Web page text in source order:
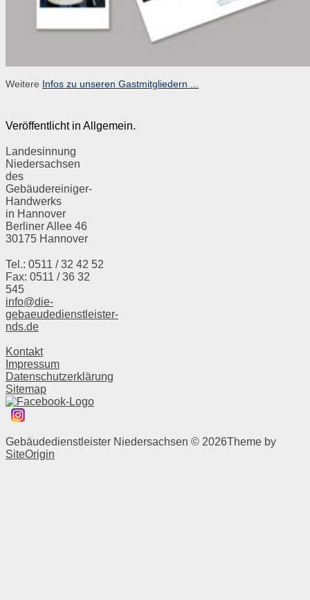
Weitere Infos zu unseren Gastmitgliedern ...
Veröffentlicht in Allgemein.
Landesinnung
Niedersachsen
des
Gebäudereiniger-
Handwerks
in Hannover
Berliner Allee 46
30175 Hannover
Tel.: 0511 / 32 42 52
Fax: 0511 / 36 32
545
info@die-
gebaeudedienstleister-
nds.de
Kontakt
Impressum
Datenschutzerklärung
Sitemap
Gebäudedienstleister Niedersachsen © 2026Theme by
SiteOrigin